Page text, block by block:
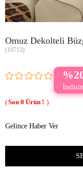
Omuz Dekolteli
(10713)
0
Gelince Haber Ver